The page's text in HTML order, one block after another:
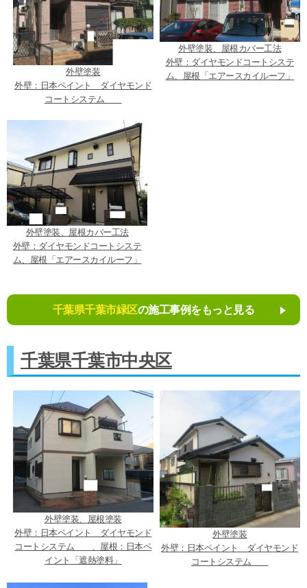
外壁塗装
外壁：日本ペイント ダイヤモンド
コートシステム
外壁塗装、屋根カバー工法
外壁：ダイヤモンドコートシステ
ム、屋根「エアースカイルーフ」
外壁塗装、屋根カバー工法
外壁：ダイヤモンドコートシステ
ム、屋根「エアースカイルーフ」
千葉県千葉市緑区の施工事例をもっと見る
千葉県千葉市中央区
外壁塗装、屋根塗装
外壁：日本ペイント ダイヤモンド
コートシステム 、屋根：日本ペ
イント「遮熱塗料」
外壁塗装
外壁：日本ペイント ダイヤモンド
コートシステム